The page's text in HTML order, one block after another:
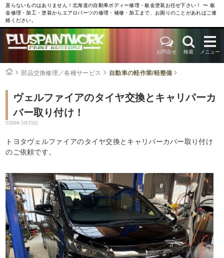
直らないものはありません！北海道の自動車ボディー修理・板金塗装お任せ下さい！ 〜 板
金修理・加工・塗装からエアロパーツの修理・補修・加工まで、お困りのことがあればご連
絡ください。
お問合せ 検索 メニュー
部品交換修理／各種サービス 自動車の軽作業/軽整備
ヴェルファイアのタイヤ交換とキャリパーカ
バー取り付け！
2026年3月25日
トヨタヴェルファイアのタイヤ交換とキャリパーカバー取り付け
のご依頼です。